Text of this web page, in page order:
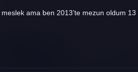
ama ben 2013’te mezun oldum